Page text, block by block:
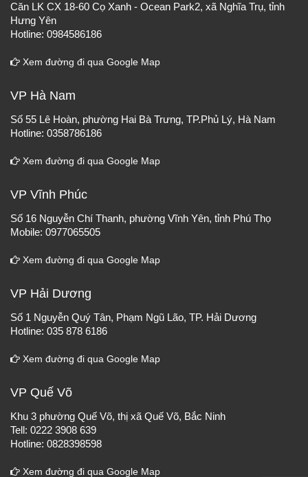
Căn LK CX 18-60 Cọ Xanh - Ocean Park2, xã Nghĩa Trụ, tỉnh
Hưng Yên
Hotline: 0984586186
Xem đường đi qua Google Map
VP Hà Nam
Số 55 Lê Hoàn, phường Hai Bà Trưng, TP.Phủ Lý, Hà Nam
Hotline: 0358786186
Xem đường đi qua Google Map
VP Vĩnh Phúc
Số 16 Nguyễn Chí Thanh, phường Vĩnh Yên, tỉnh Phú Thọ
Mobile: 0977065505
Xem đường đi qua Google Map
VP Hải Dương
Số 1 Nguyễn Quý Tân, Phạm Ngũ Lão, TP. Hải Dương
Hotline: 035 878 6186
Xem đường đi qua Google Map
VP Quế Võ
Khu 3 phường Quế Võ, thị xã Quế Võ, Bắc Ninh
Tell: 0222 3908 639
Hotline: 0828398598
Xem đường đi qua Google Map